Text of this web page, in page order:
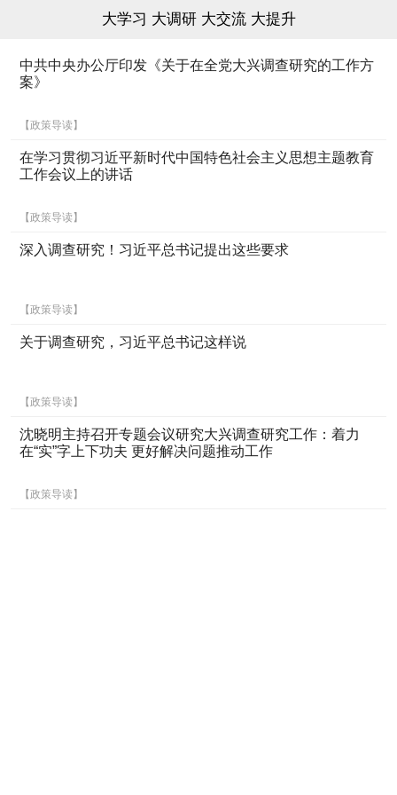
大学习 大调研 大交流 大提升
中共中央办公厅印发《关于在全党大兴调查研究的工作方
案》
【政策导读】
在学习贯彻习近平新时代中国特色社会主义思想主题教育
工作会议上的讲话
【政策导读】
深入调查研究！习近平总书记提出这些要求
【政策导读】
关于调查研究，习近平总书记这样说
【政策导读】
沈晓明主持召开专题会议研究大兴调查研究工作：着力
在“实”字上下功夫 更好解决问题推动工作
【政策导读】